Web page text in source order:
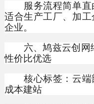
服务流程简单直
适合生产工厂、加
企业。
六、鸠兹云创网
性价比优选
核心标签：云端
成本建站